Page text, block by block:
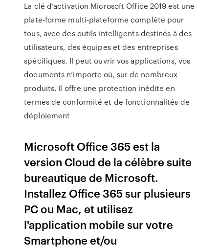
La clé d’activation Microsoft Office 2019 est une
plate-forme multi-plateforme complète pour
tous, avec des outils intelligents destinés à des
utilisateurs, des équipes et des entreprises
spécifiques. Il peut ouvrir vos applications, vos
documents n’importe où, sur de nombreux
produits. Il offre une protection inédite en
termes de conformité et de fonctionnalités de
déploiement
Microsoft Office 365 est la
version Cloud de la célèbre suite
bureautique de Microsoft.
Installez Office 365 sur plusieurs
PC ou Mac, et utilisez
l'application mobile sur votre
Smartphone et/ou